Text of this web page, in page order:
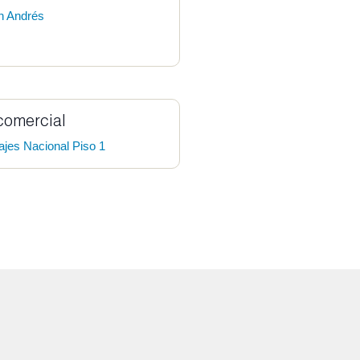
Andrés
Nacional Piso 1